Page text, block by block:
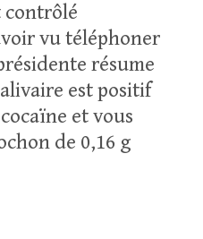
contrôlé
vu téléphoner
résume
est positif
et vous
de 0,16 g